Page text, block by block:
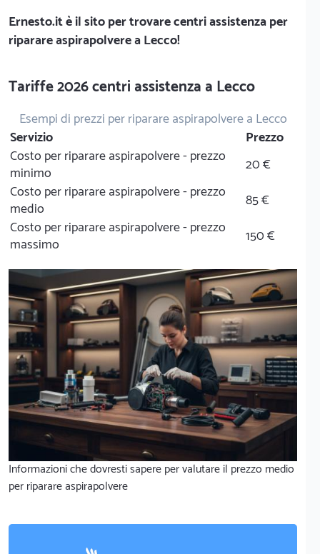
Ernesto.itè il sito per trovare centri assistenza per
riparare aspirapolvere a Lecco!
Tariffe 2026 centri assistenza a Lecco
Esempi di prezzi per riparare aspirapolvere a Lecco
Servizio
Prezzo
Costo per riparare aspirapolvere - prezzo
minimo
20 €
Costo per riparare aspirapolvere - prezzo
medio
85 €
Costo per riparare aspirapolvere - prezzo
massimo
150 €
Informazioni che dovresti sapere per valutare il prezzo medio
per riparare aspirapolvere